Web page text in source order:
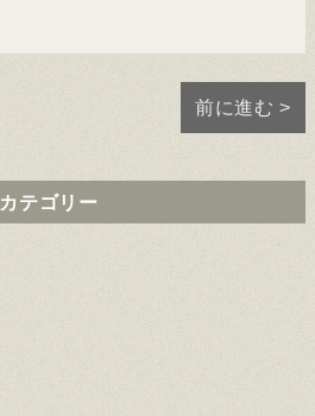
前に進む >
カテゴリー